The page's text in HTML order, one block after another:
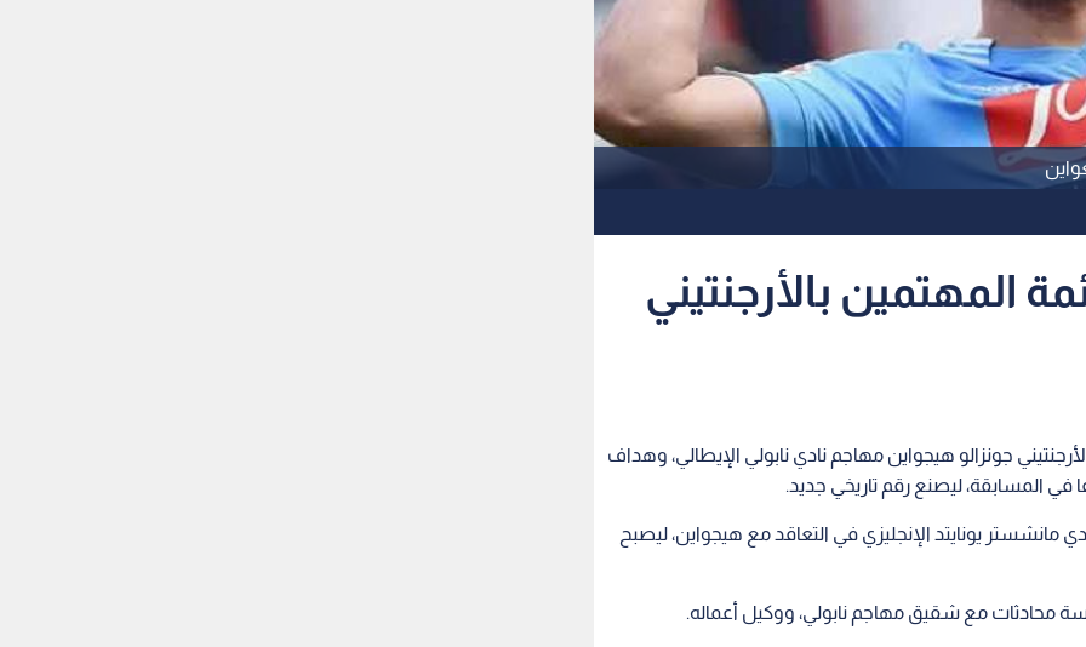
المهتمين بالأرجنتيني
جونزالو هيجواين مهاجم نادي نابولي الإيطالي، وهداف
مانشستر يونايتد الإنجليزي في التعاقد مع هيجواين، ليصبح
محادثات مع شقيق مهاجم نابولي، ووكيل أعماله.